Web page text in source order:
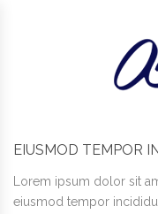
EIUSMOD TEMPOR
Lorem ipsum dolor sit
eiusmod tempor